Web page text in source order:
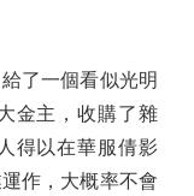
了一個看似光明
金主，收購了雜
得以在華服倩影
作，大概率不會